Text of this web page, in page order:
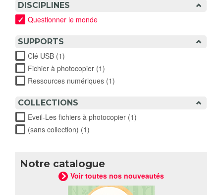
DISCIPLINES
Questionner le monde
SUPPORTS
Clé USB (1)
Fichier à photocopier (1)
Ressources numériques (1)
COLLECTIONS
Eveil-Les fichiers à photocopier (1)
(sans collection) (1)
Notre catalogue
Voir toutes nos nouveautés